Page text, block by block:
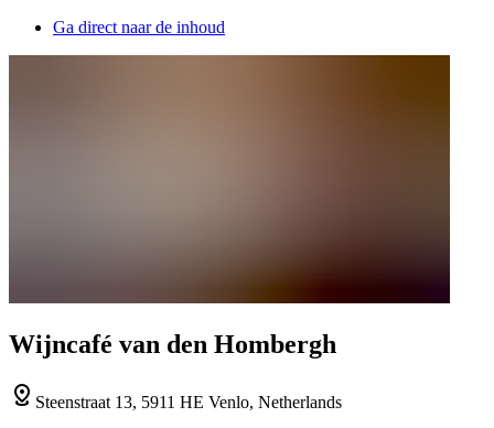
Ga direct naar de inhoud
Wijncafé van den Hombergh
Steenstraat 13, 5911 HE Venlo, Netherlands